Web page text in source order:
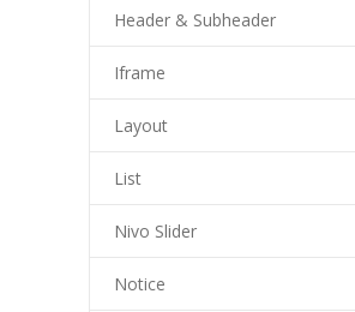
---- Aktuelles
-- Schulordnung
Header & Subheader
Iframe
Layout
List
Nivo Slider
Notice